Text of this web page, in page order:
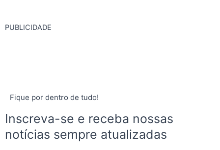
PUBLICIDADE
Fique por dentro de tudo!
Inscreva-se e receba nossas
notícias sempre atualizadas